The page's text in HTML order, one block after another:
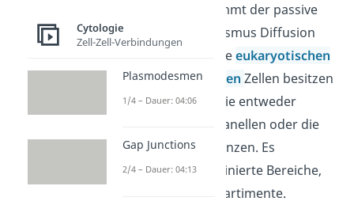
In der Biologie kommt der passive
Transportmechanismus Diffusion
sehr häufig vor. Alleeukaryotischen
undprokaryotischenZellen besitzen
Biomembranen
, die entweder
bestimmte Zellorganellen oder die
Zellen selbst begrenzen. Es
entstehen also definierte Bereiche,
sogenannte Kompartimente.
Cytologie
Zell-Zell-Verbindungen
Plasmodesmen
1/4 – Dauer: 04:06
Gap Junctions
2/4 – Dauer: 04:13